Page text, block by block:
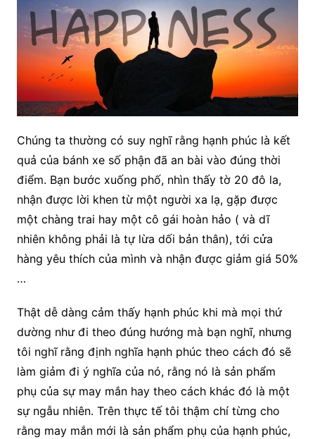
Chúng ta thường có suy nghĩ rằng hạnh phúc là kết
quả của bánh xe số phận đã an bài vào đúng thời
điểm. Bạn bước xuống phố, nhìn thấy tờ 20 đô la,
nhận được lời khen từ một người xa lạ, gặp được
một chàng trai hay một cô gái hoàn hảo ( và dĩ
nhiên không phải là tự lừa dối bản thân), tới cửa
hàng yêu thích của mình và nhận được giảm giá 50%
…
Thật dễ dàng cảm thấy hạnh phúc khi mà mọi thứ
dường như đi theo đúng hướng mà bạn nghĩ, nhưng
tôi nghĩ rằng định nghĩa hạnh phúc theo cách đó sẽ
làm giảm đi ý nghĩa của nó, rằng nó là sản phẩm
phụ của sự may mắn hay theo cách khác đó là một
sự ngẫu nhiên. Trên thực tế tôi thậm chí từng cho
rằng may mắn mới là sản phẩm phụ của hạnh phúc,